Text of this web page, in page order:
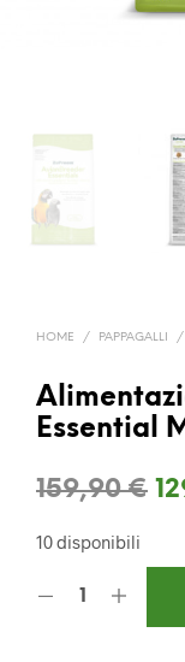
HOME / PAPPAGALLI /
Essential
159,90€ Il
10 disponibili